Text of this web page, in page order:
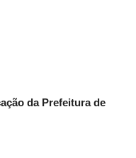
da Prefeitura de